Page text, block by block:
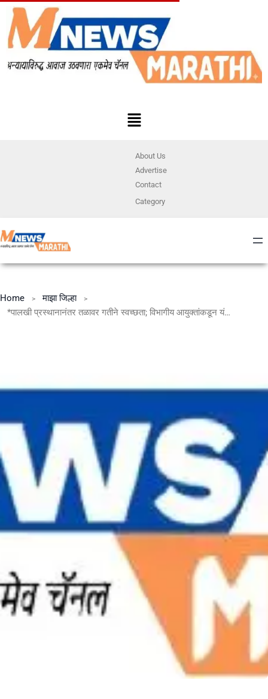
About Us
Advertise
Contact
Category
Home
माझा जिल्हा
*पालखी प्रस्थानानंतर तळावर गतीने स्वच्छता; विभागीय आयुक्तांकडून यंत्रणेचे अभिनंदन*